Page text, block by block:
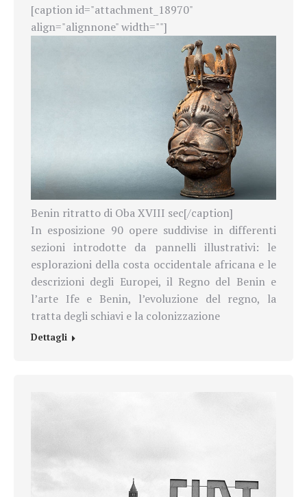
[caption id="attachment_18970"
align="alignnone" width=""]
Benin ritratto di Oba XVIII sec[/caption]
In esposizione 90 opere suddivise in differenti
sezioni introdotte da pannelli illustrativi: le
esplorazioni della costa occidentale africana e le
descrizioni degli Europei, il Regno del Benin e
l’arte Ife e Benin, l’evoluzione del regno, la
tratta degli schiavi e la colonizzazione
Dettagli